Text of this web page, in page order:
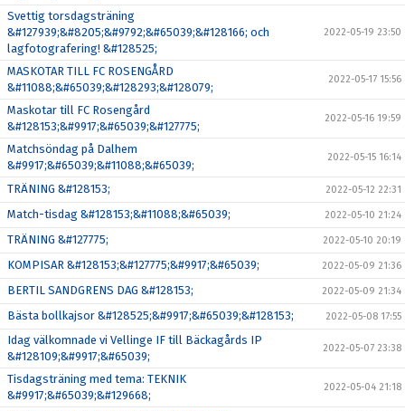
Svettig torsdagsträning
&#127939;&#8205;&#9792;&#65039;&#128166; och
lagfotografering! &#128525;
2022-05-19 23:50
MASKOTAR TILL FC ROSENGÅRD
&#11088;&#65039;&#128293;&#128079;
2022-05-17 15:56
Maskotar till FC Rosengård
&#128153;&#9917;&#65039;&#127775;
2022-05-16 19:59
Matchsöndag på Dalhem
&#9917;&#65039;&#11088;&#65039;
2022-05-15 16:14
TRÄNING &#128153; 2022-05-12 22:31
Match-tisdag &#128153;&#11088;&#65039; 2022-05-10 21:24
TRÄNING &#127775; 2022-05-10 20:19
KOMPISAR &#128153;&#127775;&#9917;&#65039; 2022-05-09 21:36
BERTIL SANDGRENS DAG &#128153; 2022-05-09 21:34
Bästa bollkajsor &#128525;&#9917;&#65039;&#128153; 2022-05-08 17:55
Idag välkomnade vi Vellinge IF till Bäckagårds IP
&#128109;&#9917;&#65039;
2022-05-07 23:38
Tisdagsträning med tema: TEKNIK
&#9917;&#65039;&#129668;
2022-05-04 21:18